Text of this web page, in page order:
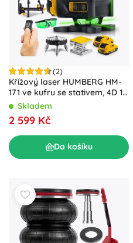
(2)
Křížový laser HUMBERG HM-
171 ve kufru se stativem, 4D 16
linií, zelený paprsek
Skladem
2 599 Kč
Do košíku